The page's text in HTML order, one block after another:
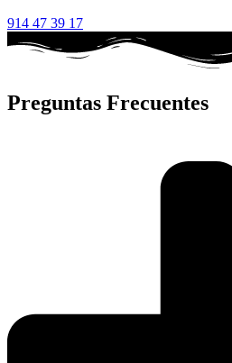
914 47 39 17
Preguntas Frecuentes